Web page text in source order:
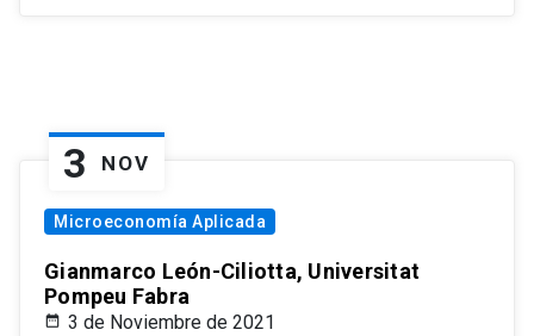
3 NOV
Microeconomía Aplicada
Gianmarco León-Ciliotta, Universitat
Pompeu Fabra
3 de Noviembre de 2021